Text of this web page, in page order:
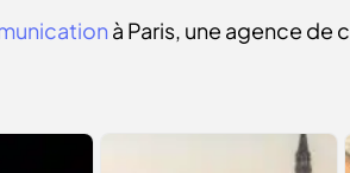
à Paris, une agence